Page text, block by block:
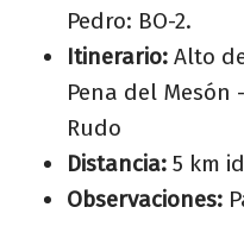
Pedro: BO-2.
Itinerario: Alto
Pena del
Rudo
Distancia: 5 km
Observaciones: